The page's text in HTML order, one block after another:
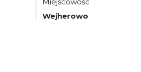
Wejherowo